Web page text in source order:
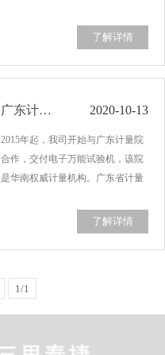
验室”开发了用于高温陶瓷测试的试
验机设备。中国建筑材料科学研究
总院，是国内建筑材料与无机非金
了解详情
广东计量院 2020-10-13
2015年起，我司开始与广东计量院
合作，交付电子万能试验机，该院
是华南权威计量机构。广东省计量
心（简称SCM）的技术实体，是全
国七个大区级国家法定计量检定机
构之一。受国家质量监督检验检疫
了解详情
1/1